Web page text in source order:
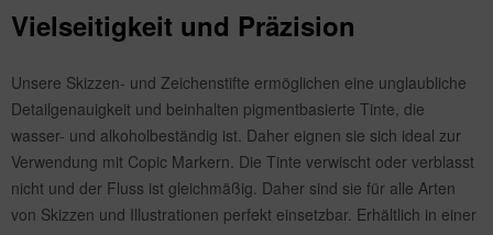
Vielseitigkeit und Präzision
Unsere Skizzen- und Zeichenstifte ermöglichen eine unglaubliche
Detailgenauigkeit und beinhalten pigmentbasierte Tinte, die
wasser- und alkoholbeständig ist. Daher eignen sie sich ideal zur
Verwendung mit Copic Markern. Die Tinte verwischt oder verblasst
nicht und der Fluss ist gleichmäßig. Daher sind sie für alle Arten
von Skizzen und Illustrationen perfekt einsetzbar. Erhältlich in einer